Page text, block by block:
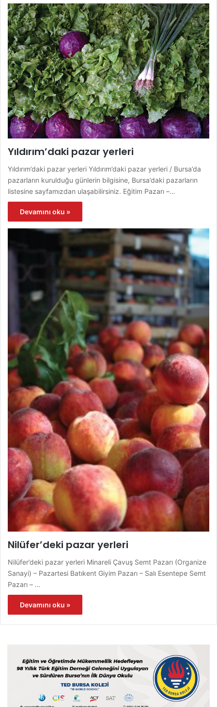
Yıldırım’daki pazar yerleri
Yıldırım’daki pazar yerleri Yıldırım’daki pazar yerleri / Bursa’da
pazarların kurulduğu günlerin bilgisine, Bursa’daki pazarların
listesine sayfamızdan ulaşabilirsiniz. Eğitim Pazarı –…
Devamını oku »
Nilüfer’deki pazar yerleri
Nilüfer’deki pazar yerleri Minareli Çavuş Semt Pazarı (Organize
Sanayi) – Pazartesi Batıkent Giyim Pazarı – Salı Esentepe Semt
Pazarı – …
Devamını oku »